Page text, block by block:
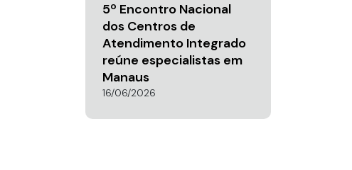
5º Encontro Nacional
dos Centros de
Atendimento Integrado
reúne especialistas em
Manaus
16/06/2026